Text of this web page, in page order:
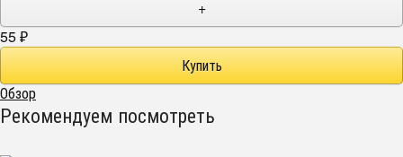
+
55 ₽
Обзор
Рекомендуем посмотреть